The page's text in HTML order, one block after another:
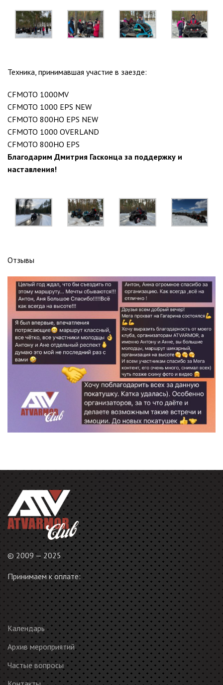
Техника, принимавшая участие в заезде:
CFMOTO 1000MV
CFMOTO 1000 EPS NEW
CFMOTO 800HO EPS NEW
CFMOTO 1000 OVERLAND
CFMOTO 800HO EPS
Благодарим Дмитрия Гасконца за поддержку и
наставления!
Отзывы
© 2009 — 2025
Принимаем к оплате:
Календарь
Архив мероприятий
Частые вопросы